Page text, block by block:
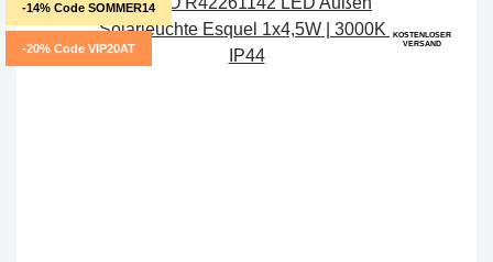
-14% Code SOMMER14
-20% Code VIP20AT
KOSTENLOSER
VERSAND